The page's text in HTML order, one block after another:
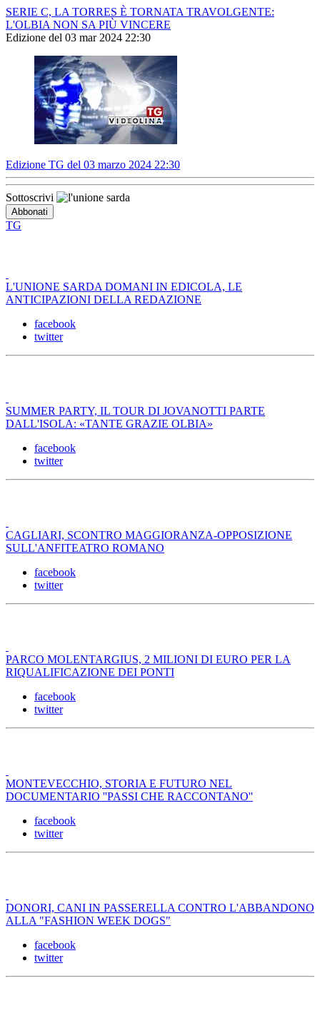
SERIE C, LA TORRES È TORNATA TRAVOLGENTE:
L'OLBIA NON SA PIÙ VINCERE
Edizione del 03 mar 2024 22:30
Edizione TG del 03 marzo 2024 22:30
Sottoscrivi
TG
L'UNIONE SARDA DOMANI IN EDICOLA, LE
ANTICIPAZIONI DELLA REDAZIONE
facebook
twitter
SUMMER PARTY, IL TOUR DI JOVANOTTI PARTE
DALL'ISOLA: «TANTE GRAZIE OLBIA»
facebook
twitter
CAGLIARI, SCONTRO MAGGIORANZA-OPPOSIZIONE
SULL'ANFITEATRO ROMANO
facebook
twitter
PARCO MOLENTARGIUS, 2 MILIONI DI EURO PER LA
RIQUALIFICAZIONE DEI PONTI
facebook
twitter
MONTEVECCHIO, STORIA E FUTURO NEL
DOCUMENTARIO ''PASSI CHE RACCONTANO''
facebook
twitter
DONORI, CANI IN PASSERELLA CONTRO L'ABBANDONO
ALLA "FASHION WEEK DOGS"
facebook
twitter